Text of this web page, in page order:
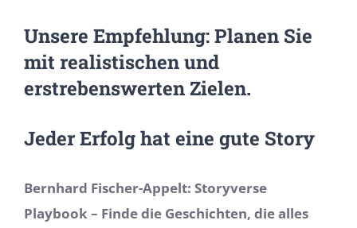
Unsere Empfehlung: Planen Sie
mit realistischen und
erstrebenswerten Zielen.
Jeder Erfolg hat eine gute Story
Bernhard Fischer-Appelt: Storyverse
Playbook – Finde die Geschichten, die alles